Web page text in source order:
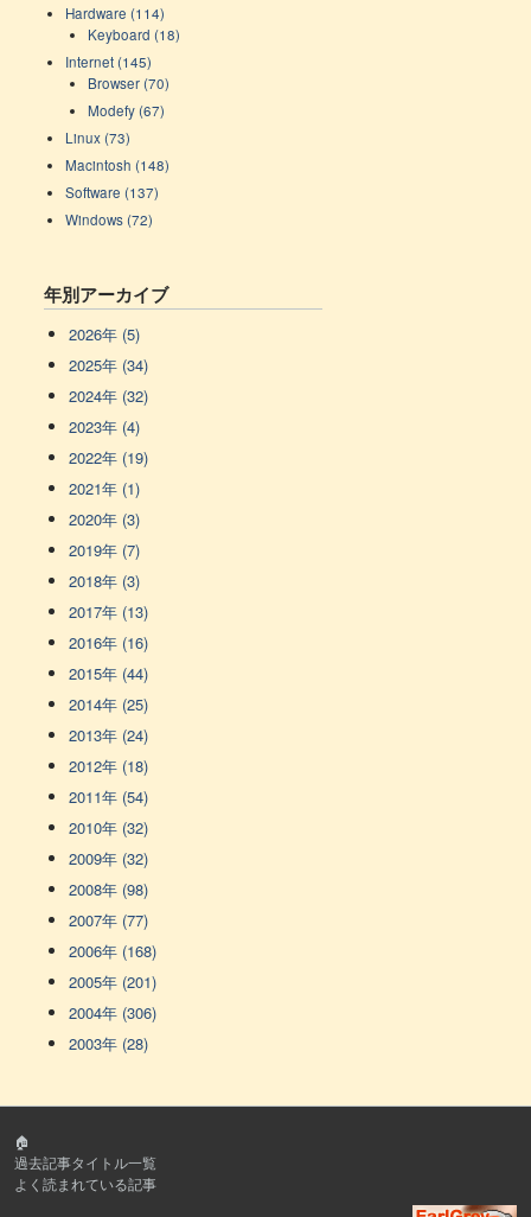
Hardware (114)
Keyboard (18)
Internet (145)
Browser (70)
Modefy (67)
Linux (73)
Macintosh (148)
Software (137)
Windows (72)
年別アーカイブ
2026年 (5)
2025年 (34)
2024年 (32)
2023年 (4)
2022年 (19)
2021年 (1)
2020年 (3)
2019年 (7)
2018年 (3)
2017年 (13)
2016年 (16)
2015年 (44)
2014年 (25)
2013年 (24)
2012年 (18)
2011年 (54)
2010年 (32)
2009年 (32)
2008年 (98)
2007年 (77)
2006年 (168)
2005年 (201)
2004年 (306)
2003年 (28)
🏠
過去記事タイトル一覧
よく読まれている記事